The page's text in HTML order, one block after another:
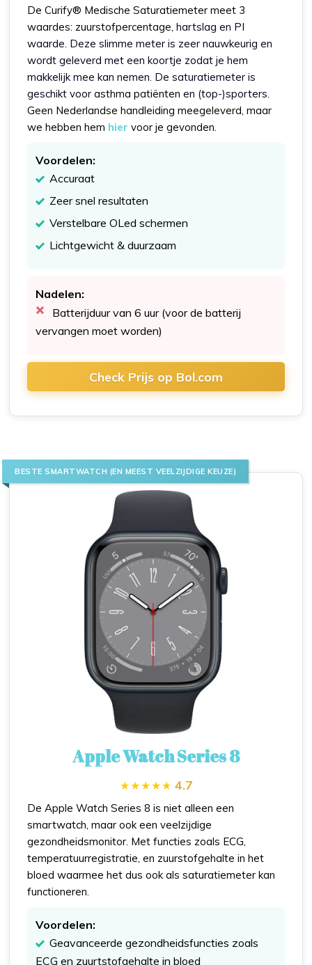
De Curify® Medische Saturatiemeter meet 3
waardes: zuurstofpercentage,hartslag en PI
waarde. Deze slimme meter is zeer nauwkeurig en
wordt geleverd met een koortje zodat je hem
makkelijk mee kan nemen. De saturatiemeter is
geschikt voorasthma patiënten en (top-)sporters.
Geen Nederlandse handleiding meegeleverd, maar
we hebben hem hier voor je gevonden.
Voordelen:
Accuraat
Zeer snel resultaten
Verstelbare OLed schermen
Lichtgewicht & duurzaam
Nadelen:
Batterijduur van 6 uur (voor de batterij
vervangen moet worden)
Check Prijs op Bol.com
BESTE SMARTWATCH (EN MEEST VEELZIJDIGE KEUZE)
Apple Watch Series 8
4.7
De Apple Watch Series 8 is niet alleen een
smartwatch, maar ook een veelzijdige
gezondheidsmonitor. Met functies zoals ECG,
temperatuurregistratie, en zuurstofgehalte in het
bloed waarmee het dus ook als saturatiemeter kan
functioneren.
Voordelen:
Geavanceerde gezondheidsfuncties zoals
ECG en zuurtstofgehalte in bloed